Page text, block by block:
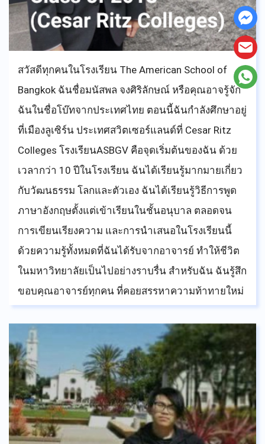
ขอบคุณค่ะ
สวัสดีทุกคนในโรงเรียน The American School of
Bangkok ฉันชื่อมนัสพล จงศิริลักษณ์ หรือคุณอาจรู้จัก
ฉันในชื่อโบ๊ทจากประเทศไทย ตอนนี้ฉันกำลังศึกษาอยู่
ที่เมืองลูเซิร์น ประเทศสวิตเซอร์แลนด์ที่ Cesar Ritz
Colleges โรงเรียนASBGV คือจุดเริ่มต้นของฉัน ด้วย
เวลากว่า 10 ปีในโรงเรียน ฉันได้เรียนรู้มากมายเกี่ยว
กับวัฒนธรรม โลกและตัวเอง ฉันได้เรียนรู้วิธีการพูด
ภาษาอังกฤษตั้งแต่เข้าเรียนในชั้นอนุบาล ตลอดจน
การเขียนเรียงความ และการนำเสนอในโรงเรียนนี้
ด้วยความรู้ทั้งหมดที่ฉันได้รับจากอาจารย์ ทำให้ชีวิต
ในมหาวิทยาลัยเป็นไปอย่างราบรื่น สำหรับฉัน ฉันรู้สึก
ขอบคุณอาจารย์ทุกคน ที่คอยสรรหาความท้าทายใหม่
ๆ มาให้ เช่น ภาษาฝรั่งเศส และคำสอนที่ว่าจงมีสมาธิ
แล้วทุกอย่างจะต้องประสบความสำเร็จ ฉันรู้สึก
สนุกสนานกับทุกช่วงเวลาที่ใช้ในโรงเรียน ASBGV ได้
เพื่อนใหม่ทุกปี และเรียนรู้วัฒนธรรมของประเทศอื่น ๆ
จากนักเรียนคนอื่น ๆ ทำให้ฉันเข้ากับนักศึกษาต่าง
ชาติคนอื่น ๆ ในมหาวิทยาลัยได้ดี
การฝึกสติเป็นวิชาที่ยอดเยี่ยมของโรงเรียน วิชานี้จะ